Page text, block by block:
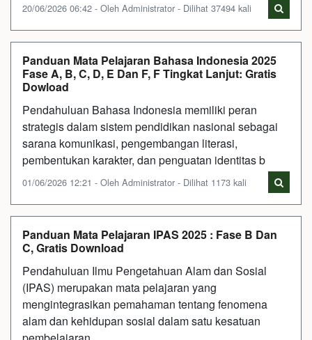
20/06/2026 06:42 - Oleh Administrator - Dilihat 37494 kali
Panduan Mata Pelajaran Bahasa Indonesia 2025
Fase A, B, C, D, E Dan F, F Tingkat Lanjut: Gratis
Dowload
Pendahuluan Bahasa Indonesia memiliki peran
strategis dalam sistem pendidikan nasional sebagai
sarana komunikasi, pengembangan literasi,
pembentukan karakter, dan penguatan identitas b
01/06/2026 12:21 - Oleh Administrator - Dilihat 1173 kali
Panduan Mata Pelajaran IPAS 2025 : Fase B Dan
C, Gratis Download
Pendahuluan Ilmu Pengetahuan Alam dan Sosial
(IPAS) merupakan mata pelajaran yang
mengintegrasikan pemahaman tentang fenomena
alam dan kehidupan sosial dalam satu kesatuan